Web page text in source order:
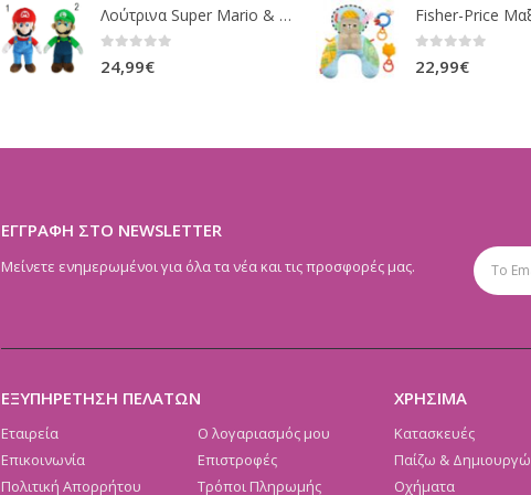
Λούτρινα Super Mario & Luigi 2 Σχέδια 30,5 Εκ. GOL13769
24,99€ 22,99€
ΕΓΓΡΑΦΗ ΣΤΟ NEWSLETTER
Μείνετε ενημερωμένοι για όλα τα νέα και τις προσφορές μας.
ΕΞΥΠΗΡΕΤΗΣΗ ΠΕΛΑΤΩΝ
Εταιρεία
Επικοινωνία
Πολιτική Απορρήτου
Ο λογαριασμός μου
Επιστροφές
Τρόποι Πληρωμής
ΧΡΗΣΙΜΑ
Κατασκευές
Παίζω & Δημιουργώ
Οχήματα